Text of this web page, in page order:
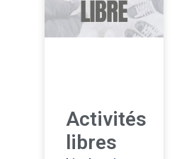
Activités
libres